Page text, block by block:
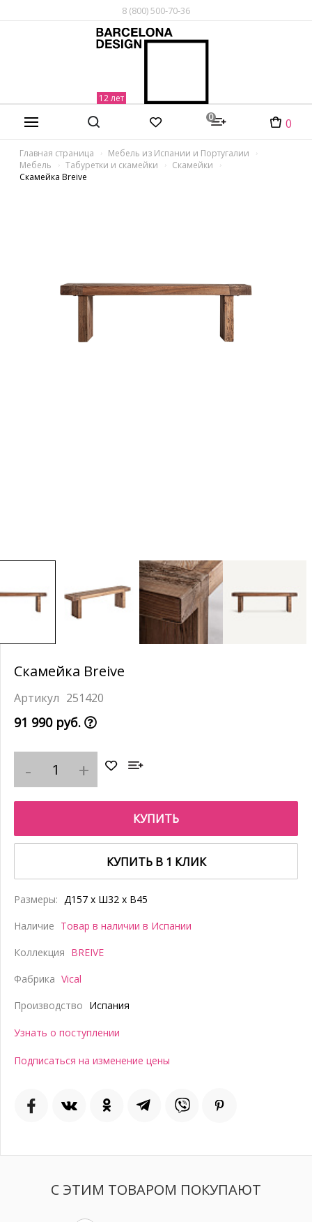
8 (800) 500-70-36
0 0
Главная страница
Мебель из Испании и Португалии
Мебель
Табуретки и скамейки
Скамейки
Скамейка Breive
Скамейка Breive
251420
91 990 руб.
КУПИТЬ
КУПИТЬ В 1 КЛИК
Размеры: Д157 x Ш32 x В45
Наличие Товар в наличии в Испании
Коллекция BREIVE
Фабрика Vical
Производство Испания
Узнать о поступлении
Подписаться на изменение цены
С ЭТИМ ТОВАРОМ ПОКУПАЮТ